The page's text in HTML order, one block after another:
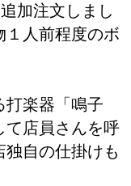
加注文しまし
１人前程度のボ
打楽器「鳴子
て店員さんを呼
自の仕掛けも